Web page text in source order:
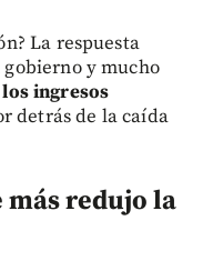
La respuesta
gobierno y mucho
ingresos
detrás de la caída
redujo la